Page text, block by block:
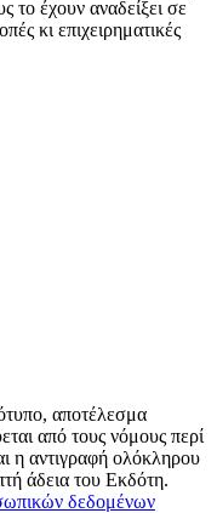
το έχουν αναδείξει σε
κι επιχειρηματικές
αποτέλεσμα
από τους νόμους περί
η αντιγραφή ολόκληρου
άδεια του Εκδότη.
δεδομένων